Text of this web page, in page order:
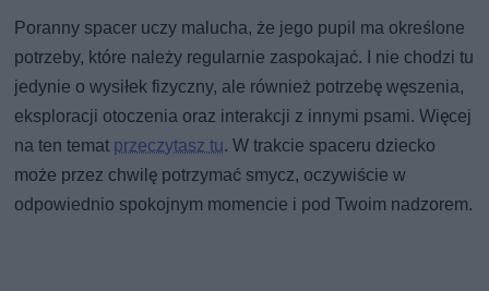
Poranny spacer uczy malucha, że jego pupil ma określone
potrzeby, które należy regularnie zaspokajać. I nie chodzi tu
jedynie o wysiłek fizyczny, ale również potrzebę węszenia,
eksploracji otoczenia oraz interakcji z innymi psami. Więcej
na ten temat przeczytasz tu. W trakcie spaceru dziecko
może przez chwilę potrzymać smycz, oczywiście w
odpowiednio spokojnym momencie i pod Twoim nadzorem.